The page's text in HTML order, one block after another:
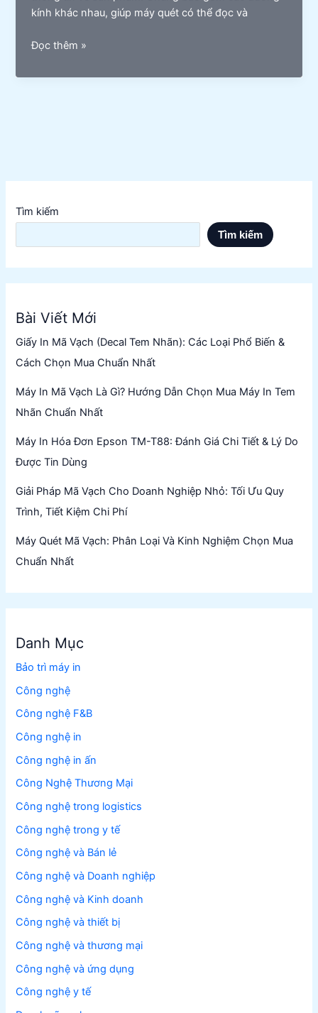
Tìm kiếm
Tìm kiếm
Bài Viết Mới
Giấy In Mã Vạch (Decal Tem Nhãn): Các Loại Phổ Biến &
Cách Chọn Mua Chuẩn Nhất
Máy In Mã Vạch Là Gì? Hướng Dẫn Chọn Mua Máy In Tem
Nhãn Chuẩn Nhất
Máy In Hóa Đơn Epson TM-T88: Đánh Giá Chi Tiết & Lý Do
Được Tin Dùng
Giải Pháp Mã Vạch Cho Doanh Nghiệp Nhỏ: Tối Ưu Quy
Trình, Tiết Kiệm Chi Phí
Máy Quét Mã Vạch: Phân Loại Và Kinh Nghiệm Chọn Mua
Chuẩn Nhất
Danh Mục
Bảo trì máy in
Công nghệ
Công nghệ F&B
Công nghệ in
Công nghệ in ấn
Công Nghệ Thương Mại
Công nghệ trong logistics
Công nghệ trong y tế
Công nghệ và Bán lẻ
Công nghệ và Doanh nghiệp
Công nghệ và Kinh doanh
Công nghệ và thiết bị
Công nghệ và thương mại
Công nghệ và ứng dụng
Công nghệ y tế
Nhất
kính khác nhau, giúp máy quét có thể đọc và
Cách
Lập
Vạch
Đọc thêm »